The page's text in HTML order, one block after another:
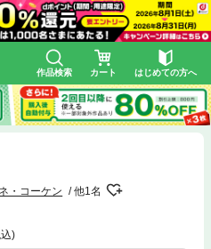
作品検索 カート はじめての方へ
・コーケン 他1名
)